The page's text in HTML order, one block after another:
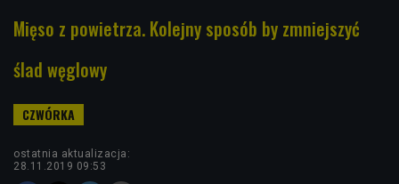
Mięso z powietrza. Kolejny sposób by zmniejszyć
ślad węglowy
ostatnia aktualizacja:
28.11.2019 09:53